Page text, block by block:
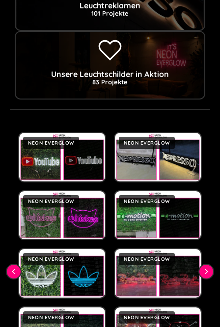
Leuchtreklamen
101 Projekte
Unsere Leuchtschilder in Aktion
83 Projekte
NEON EVERGLOW NEON EVERGLOW
NEON EVERGLOW NEON EVERGLOW
NEON EVERGLOW NEON EVERGLOW
NEON EVERGLOW NEON EVERGLOW